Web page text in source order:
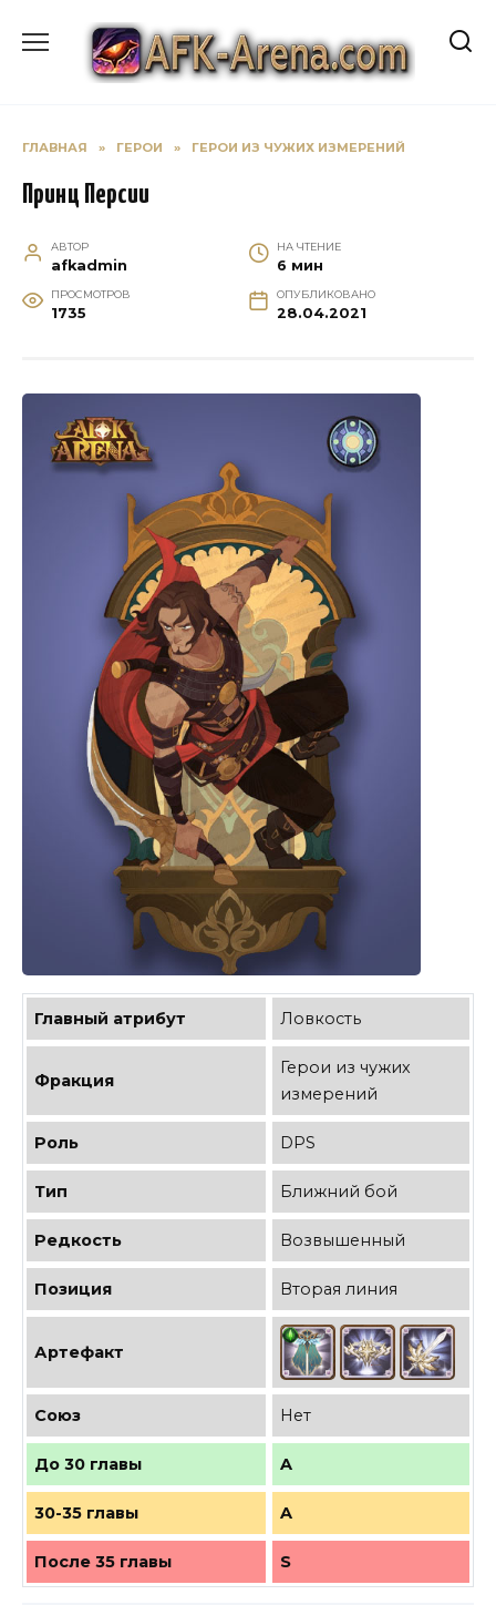
содержанию
ГЛАВНАЯ » ГЕРОИ » ГЕРОИ ИЗ ЧУЖИХ ИЗМЕРЕНИЙ
Принц Персии
АВТОР
afkadmin
НА ЧТЕНИЕ
6 мин
ПРОСМОТРОВ
1735
ОПУБЛИКОВАНО
28.04.2021
Главный атрибут Ловкость
Фракция
Герои из чужих
измерений
Роль DPS
Тип Ближний бой
Редкость Возвышенный
Позиция Вторая линия
Артефакт
Союз Нет
До 30 главы A
30-35 главы A
После 35 главы S